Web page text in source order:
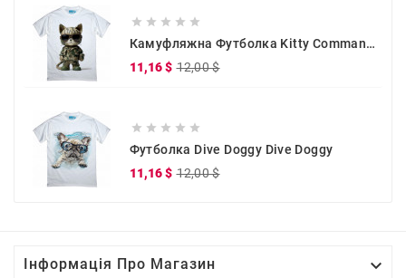
    
Камуфляжна Футболка Kitty Commander
11,16 $ 12,00 $
    
Футболка Dive Doggy Dive Doggy
11,16 $ 12,00 $
Інформація Про Магазин 